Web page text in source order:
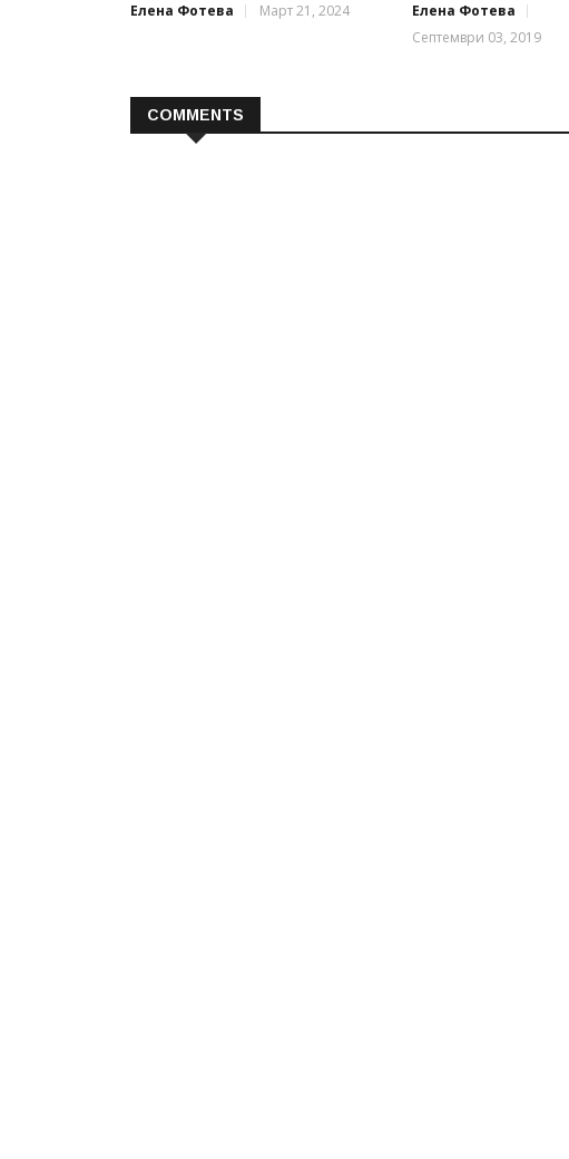
Елена Фотева
Март 21, 2024
Елена Фотева
Септември 03, 2019
COMMENTS